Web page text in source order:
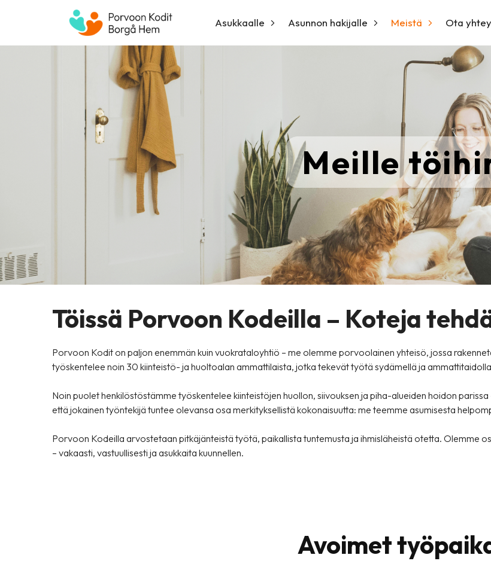
Asukkaalle Asunnon hakijalle Meistä Ota
Meille
Töissä Porvoon Kodeilla – Koteja
Porvoon Kodit on paljon enemmän kuin vuokrataloyhtiö – me olemme porvoolainen yhteisö, jossa
työskentelee noin 30 kiinteistö- ja huoltoalan ammattilaista, jotka tekevät työtä sydämellä ja
Noin puolet henkilöstöstämme työskentelee kiinteistöjen huollon, siivouksen ja piha-alueiden hoidon
että jokainen työntekijä tuntee olevansa osa merkityksellistä kokonaisuutta: me teemme asumisesta
Porvoon Kodeilla arvostetaan pitkäjänteistä työtä, paikallista tuntemusta ja ihmisläheistä otetta. Olemme
– vakaasti, vastuullisesti ja asukkaita kuunnellen.
Avoimet